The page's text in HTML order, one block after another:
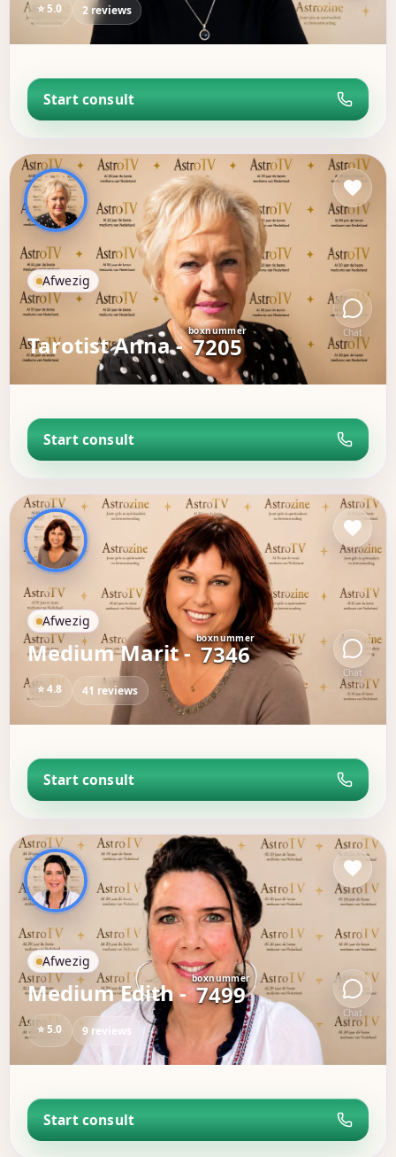
⭐ 5.0 2 reviews
Start consult
Chat
Afwezig
Tarotist Anna -boxnummer
7205
Start consult
Chat
Afwezig
Medium Marit -boxnummer
7346
⭐ 4.8 41 reviews
Start consult
Chat
Afwezig
Medium Edith -boxnummer
7499
⭐ 5.0 9 reviews
Start consult